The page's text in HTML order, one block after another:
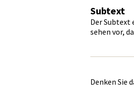
Subtext
Der Subtext
sehen vor,
Denken Sie